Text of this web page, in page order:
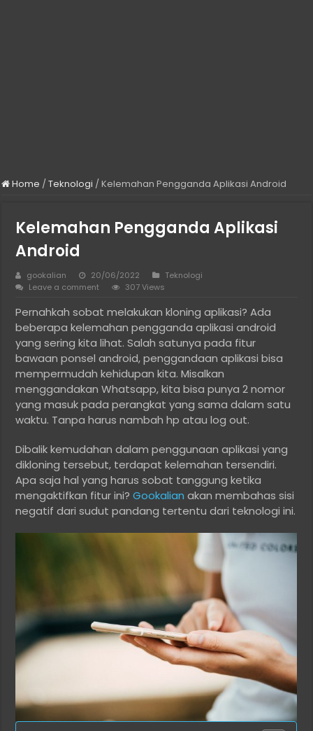
Home / Teknologi / Kelemahan Pengganda Aplikasi Android
Kelemahan Pengganda Aplikasi
Android
gookalian 20/06/2022
Teknologi
Leave a comment
307 Views
Pernahkah sobat melakukan kloning aplikasi? Ada
beberapa kelemahan pengganda aplikasi android
yang sering kita lihat. Salah satunya pada fitur
bawaan ponsel android, penggandaan aplikasi bisa
mempermudah kehidupan kita. Misalkan
menggandakan Whatsapp, kita bisa punya 2 nomor
yang masuk pada perangkat yang sama dalam satu
waktu. Tanpa harus nambah hp atau log out.
Dibalik kemudahan dalam penggunaan aplikasi yang
dikloning tersebut, terdapat kelemahan tersendiri.
Apa saja hal yang harus sobat tanggung ketika
mengaktifkan fitur ini?Gookalian akan membahas sisi
negatif dari sudut pandang tertentu dari teknologi ini.